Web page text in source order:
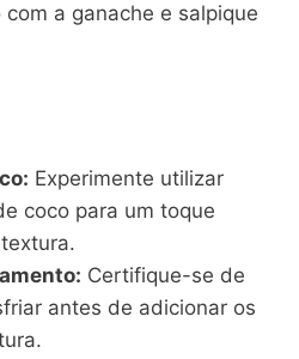
a ganache e salpique
Experimente utilizar
coco para um toque
Certifique-se de
antes de adicionar os